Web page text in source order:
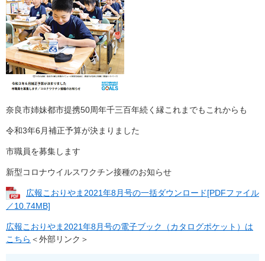
奈良市姉妹都市提携50周年千三百年続く縁これまでもこれからも
令和3年6月補正予算が決まりました
市職員を募集します
新型コロナウイルスワクチン接種のお知らせ
広報こおりやま2021年8月号の一括ダウンロード[PDFファイル
／10.74MB]
広報こおりやま2021年8月号の電子ブック（カタログポケット）は
こちら ＜外部リンク＞